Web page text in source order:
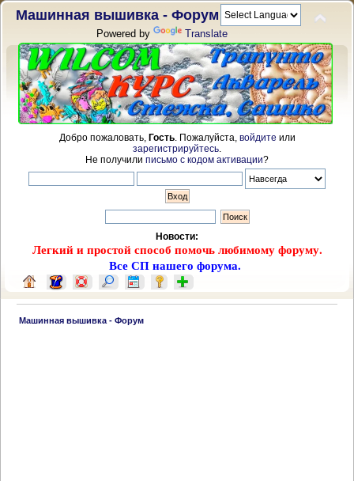
Машинная вышивка - Форум
Powered by Translate
Добро пожаловать, Гость. Пожалуйста, войдите или
зарегистрируйтесь
Не получили письмо с кодом активации?
Новости:
Легкий и простой способ помочь любимому форуму.
Все СП нашего форума.
Машинная вышивка - Форум